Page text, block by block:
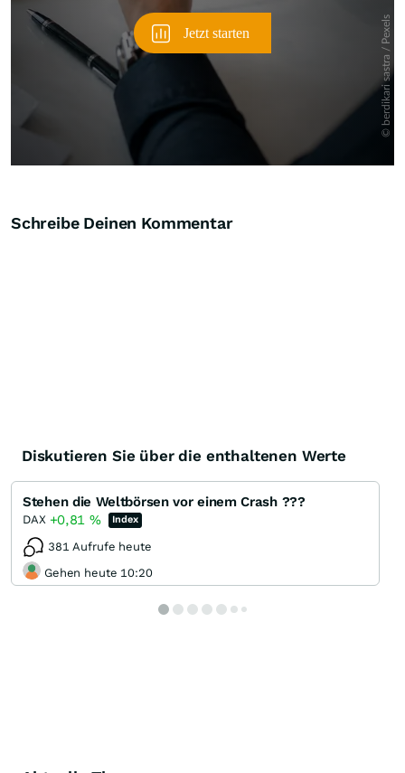
Schreibe Deinen Kommentar
Diskutieren Sie über die enthaltenen Werte
Stehen die Weltbörsen vor einem Crash ???
DAX +0,81 % Index
381 Aufrufe heute
Gehen heute 10:20